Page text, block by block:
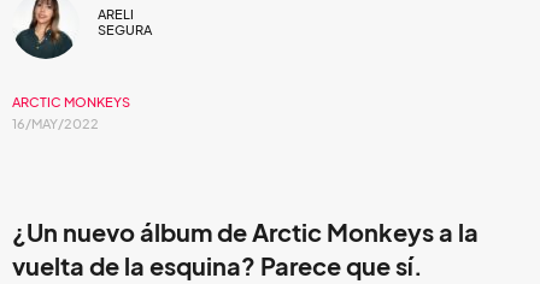
ARELI
SEGURA
ARCTIC MONKEYS
16/MAY/2022
¿Un nuevo álbum deArctic Monkeysa la
vuelta de la esquina? Parece que sí.